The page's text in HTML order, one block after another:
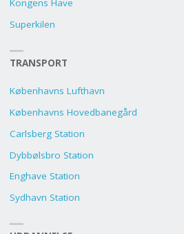
Kongens Have
Superkilen
TRANSPORT
Københavns Lufthavn
Københavns Hovedbanegård
Carlsberg Station
Dybbølsbro Station
Enghave Station
Sydhavn Station